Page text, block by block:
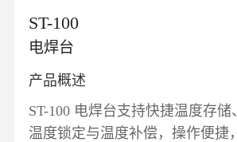
ST-100
电焊台
产品概述
ST-100 电焊台支持快捷温度存储
温度锁定与温度补偿，操作便捷